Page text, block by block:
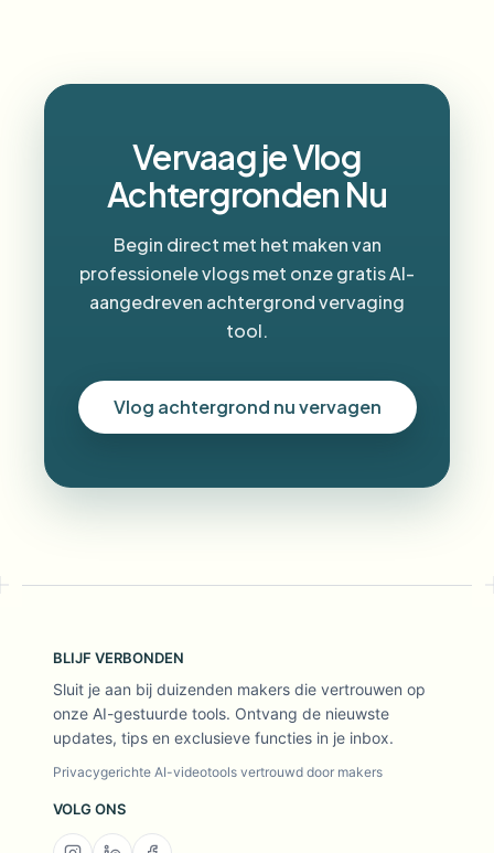
Vervaag je Vlog
Achtergronden Nu
Begin direct met het maken van
professionele vlogs met onze gratis AI-
aangedreven achtergrond vervaging
tool.
Vlog achtergrond nu vervagen
BLIJF VERBONDEN
Sluit je aan bij duizenden makers die vertrouwen op
onze AI-gestuurde tools. Ontvang de nieuwste
updates, tips en exclusieve functies in je inbox.
Privacygerichte AI-videotools vertrouwd door makers
VOLG ONS